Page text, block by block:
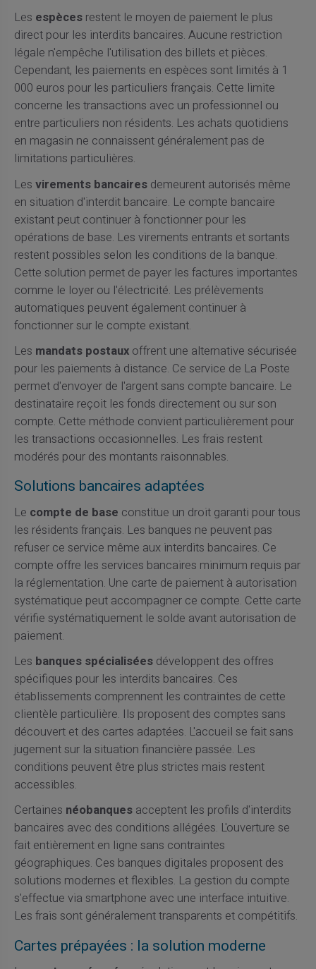
Les espècesrestent le moyen de paiement le plus
direct pour les interdits bancaires. Aucune restriction
légale n'empêche l'utilisation des billets et pièces.
Cependant, les paiements en espèces sont limités à 1
000 euros pour les particuliers français. Cette limite
concerne les transactions avec un professionnel ou
entre particuliers non résidents. Les achats quotidiens
en magasin ne connaissent généralement pas de
limitations particulières.
Les virements bancairesdemeurent autorisés même
en situation d'interdit bancaire. Le compte bancaire
existant peut continuer à fonctionner pour les
opérations de base. Les virements entrants et sortants
restent possibles selon les conditions de la banque.
Cette solution permet de payer les factures importantes
comme le loyer ou l'électricité. Les prélèvements
automatiques peuvent également continuer à
fonctionner sur le compte existant.
Les mandats postauxoffrent une alternative sécurisée
pour les paiements à distance. Ce service de La Poste
permet d'envoyer de l'argent sans compte bancaire. Le
destinataire reçoit les fonds directement ou sur son
compte. Cette méthode convient particulièrement pour
les transactions occasionnelles. Les frais restent
modérés pour des montants raisonnables.
Solutions bancaires adaptées
Le compte de base constitue un droit garanti pour tous
les résidents français. Les banques ne peuvent pas
refuser ce service même aux interdits bancaires. Ce
compte offre les services bancaires minimum requis par
la réglementation. Une carte de paiement à autorisation
systématique peut accompagner ce compte. Cette carte
vérifie systématiquement le solde avant autorisation de
paiement.
Les banques spécialiséesdéveloppent des offres
spécifiques pour les interdits bancaires. Ces
établissements comprennent les contraintes de cette
clientèle particulière. Ils proposent des comptes sans
découvert et des cartes adaptées. L'accueil se fait sans
jugement sur la situation financière passée. Les
conditions peuvent être plus strictes mais restent
accessibles.
Certaines néobanquesacceptent les profils d'interdits
bancaires avec des conditions allégées. L'ouverture se
fait entièrement en ligne sans contraintes
géographiques. Ces banques digitales proposent des
solutions modernes et flexibles. La gestion du compte
s'effectue via smartphone avec une interface intuitive.
Les frais sont généralement transparents et compétitifs.
Cartes prépayées : la solution moderne